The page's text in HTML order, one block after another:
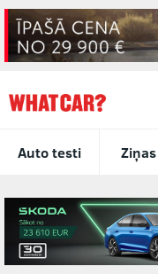
Auto testi Ziņas